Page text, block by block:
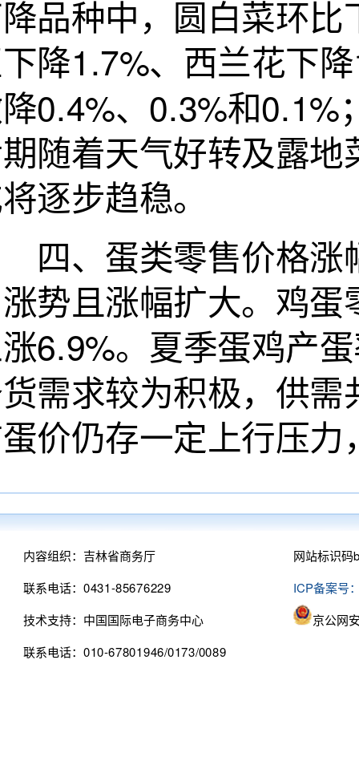
品种中，圆白菜环
降1.7%、西兰花下
0.4%、0.3%和0.1%
随着天气好转及露
逐步趋稳。
蛋类零售价格涨幅
势且涨幅扩大。鸡
6.9%。夏季蛋鸡产
需求较为积极，供
价仍存一定上行压
内容组织：吉林省商务厅
联系电话：0431-85676229
技术支持：中国国际电子商务中心
联系电话：010-67801946/0173/0089
网站标识
ICP备案号
京公网